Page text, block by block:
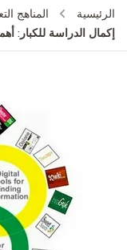
الرئيسية
المناهج
إكمال الدراسة للكبار: